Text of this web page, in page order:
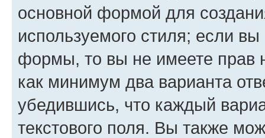
основной формой для
используемого стиля; если
формы, то вы не имеете прав
как минимум два варианта
убедившись, что каждый
текстового поля. Вы также